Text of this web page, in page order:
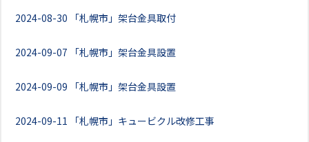
2024-08-30 「札幌市」架台金具取付
2024-09-07 「札幌市」架台金具設置
2024-09-09 「札幌市」架台金具設置
2024-09-11 「札幌市」キュービクル改修工事